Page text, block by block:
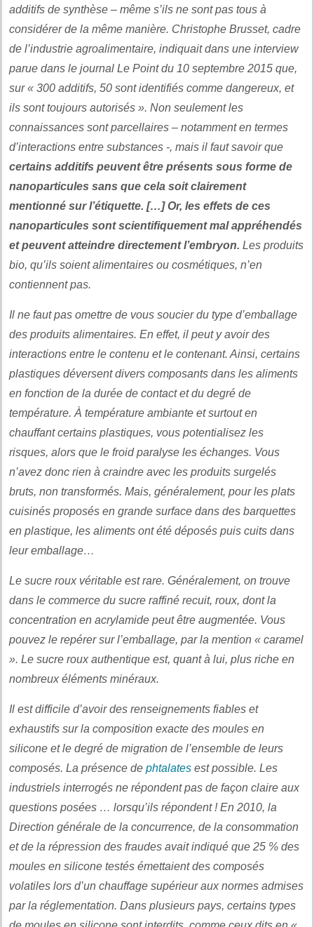
additifs de synthèse – même s’ils ne sont pas tous à
considérer de la même manière. Christophe Brusset, cadre
de l’industrie agroalimentaire, indiquait dans une interview
parue dans le journal Le Point du 10 septembre 2015 que,
sur « 300 additifs, 50 sont identifiés comme dangereux, et
ils sont toujours autorisés ». Non seulement les
connaissances sont parcellaires – notamment en termes
d’interactions entre substances -, mais il faut savoir que
certains additifs peuvent être présents sous forme de
nanoparticules sans que cela soit clairement
mentionné sur l’étiquette. […] Or, les effets de ces
nanoparticules sont scientifiquement mal appréhendés
et peuvent atteindre directement l’embryon. Les produits
bio, qu’ils soient alimentaires ou cosmétiques, n’en
contiennent pas.
Il ne faut pas omettre de vous soucier du type d’emballage
des produits alimentaires. En effet, il peut y avoir des
interactions entre le contenu et le contenant. Ainsi, certains
plastiques déversent divers composants dans les aliments
en fonction de la durée de contact et du degré de
température. À température ambiante et surtout en
chauffant certains plastiques, vous potentialisez les
risques, alors que le froid paralyse les échanges. Vous
n’avez donc rien à craindre avec les produits surgelés
bruts, non transformés. Mais, généralement, pour les plats
cuisinés proposés en grande surface dans des barquettes
en plastique, les aliments ont été déposés puis cuits dans
leur emballage…
Le sucre roux véritable est rare. Généralement, on trouve
dans le commerce du sucre raffiné recuit, roux, dont la
concentration en acrylamide peut être augmentée. Vous
pouvez le repérer sur l’emballage, par la mention « caramel
». Le sucre roux authentique est, quant à lui, plus riche en
nombreux éléments minéraux.
Il est difficile d’avoir des renseignements fiables et
exhaustifs sur la composition exacte des moules en
silicone et le degré de migration de l’ensemble de leurs
composés. La présence de phtalates est possible. Les
industriels interrogés ne répondent pas de façon claire aux
questions posées … lorsqu’ils répondent ! En 2010, la
Direction générale de la concurrence, de la consommation
et de la répression des fraudes avait indiqué que 25 % des
moules en silicone testés émettaient des composés
volatiles lors d’un chauffage supérieur aux normes admises
par la réglementation. Dans plusieurs pays, certains types